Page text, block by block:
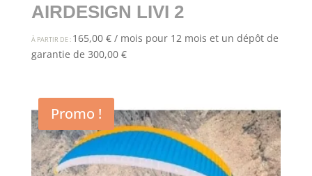
AIRDESIGN LIVI 2
À PARTIR DE : 165,00 € / mois pour 12 mois et un dépôt de
garantie de 300,00 €
Promo !